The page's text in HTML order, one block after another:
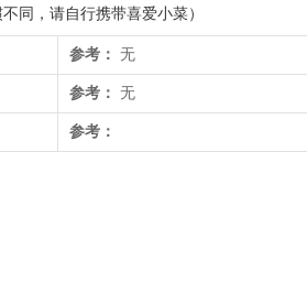
同，请自行携带喜爱小菜）
参考： 无
参考： 无
参考：